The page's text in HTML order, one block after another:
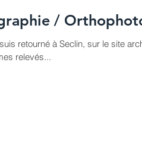
/
retourné à Seclin, sur le site
relevés...